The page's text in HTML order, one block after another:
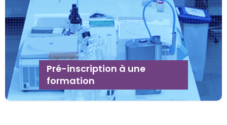
Pré-inscription à une
formation